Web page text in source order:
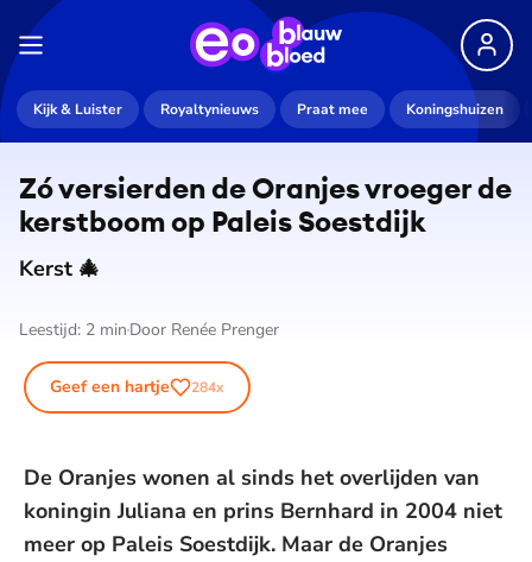
Kijk & Luister Royaltynieuws Praat mee Koningshuizen
Zó versierden de Oranjes vroeger de
kerstboom op Paleis Soestdijk
Kerst 🎄
Leestijd: 2 min Door Renée Prenger
Geef een hartje 284x
De Oranjes wonen al sinds het overlijden van
koningin Juliana en prins Bernhard in 2004 niet
meer op Paleis Soestdijk. Maar de Oranjes